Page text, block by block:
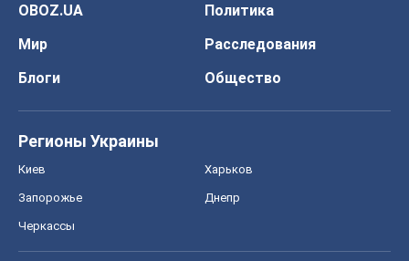
OBOZ.UA
Политика
Мир
Расследования
Блоги
Общество
Регионы Украины
Киев Харьков
Запорожье Днепр
Черкассы